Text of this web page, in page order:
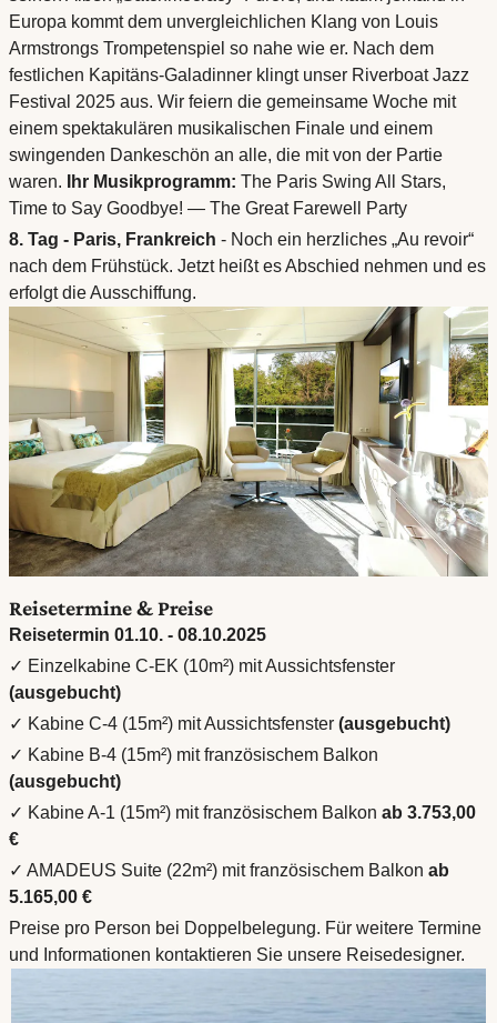
Europa kommt dem unvergleichlichen Klang von Louis
Armstrongs Trompetenspiel so nahe wie er. Nach dem
festlichen Kapitäns-Galadinner klingt unser Riverboat Jazz
Festival 2025 aus. Wir feiern die gemeinsame Woche mit
einem spektakulären musikalischen Finale und einem
swingenden Dankeschön an alle, die mit von der Partie
waren.
Ihr Musikprogramm: The Paris Swing All Stars,
Time to Say Goodbye! — The Great Farewell Party
8. Tag - Paris, Frankreich - Noch ein herzliches „Au revoir“
nach dem Frühstück. Jetzt heißt es Abschied nehmen und es
erfolgt die Ausschiffung.
Reisetermine & Preise
Reisetermin 01.10. - 08.10.2025
✓ Einzelkabine C-EK (10m²) mit Aussichtsfenster
(ausgebucht)
✓ Kabine C-4 (15m²) mit Aussichtsfenster (ausgebucht)
✓ Kabine B-4 (15m²) mit französischem Balkon
(ausgebucht)
✓ Kabine A-1 (15m²) mit französischem Balkon ab 3.753,00
€
✓ AMADEUS Suite (22m²) mit französischem Balkon ab
5.165,00 €
Preise pro Person bei Doppelbelegung. Für weitere Termine
und Informationen kontaktieren Sie unsere Reisedesigner.